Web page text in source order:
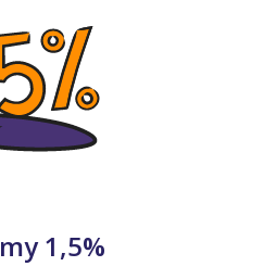
1,5%